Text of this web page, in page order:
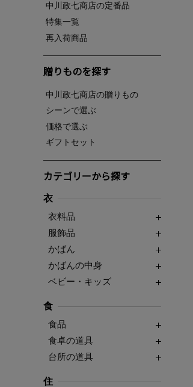
中川政七商店の定番品
特集一覧
再入荷商品
贈りものを探す
中川政七商店の贈りもの
シーンで選ぶ
価格で選ぶ
ギフトセット
カテゴリーから探す
衣
衣料品
服飾品
かばん
かばんの中身
ベビー・キッズ
食
食品
食卓の道具
台所の道具
住